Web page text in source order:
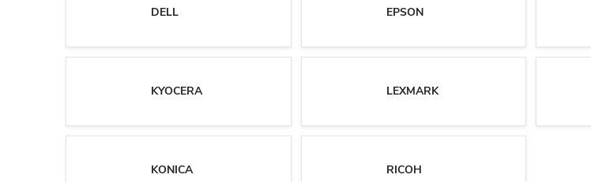
DELL EPSON
KYOCERA LEXMARK
KONICA RICOH